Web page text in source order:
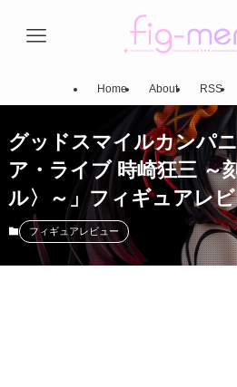
Home About RSS
グッドスマイルカンパ
ア・ライブ 時崎狂三 ～
ル〉～」フィギュアレ
フィギュアレビュー